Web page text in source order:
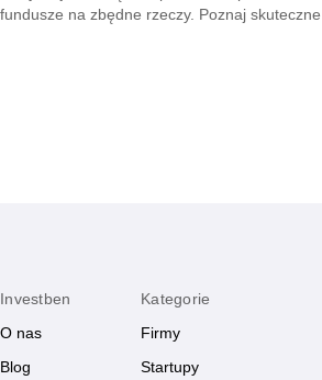
fundusze na zbędne rzeczy. Poznaj skuteczne
Investben
O nas
Blog
Kategorie
Firmy
Startupy